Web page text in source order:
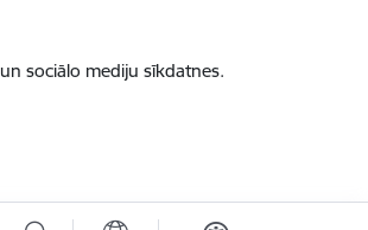
sociālo mediju sīkdatnes.